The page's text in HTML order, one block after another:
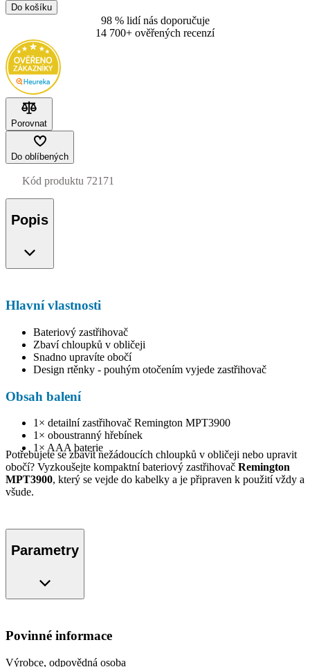
Do košíku
98 % lidí nás doporučuje
14 700+ ověřených recenzí
Porovnat
Do oblíbených
Kód produktu 72171
Popis
Hlavní vlastnosti
Bateriový zastřihovač
Zbaví chloupků v obličeji
Snadno upravíte obočí
Design rtěnky - pouhým otočením vyjede zastřihovač
Obsah balení
1× detailní zastřihovač Remington MPT3900
1× oboustranný hřebínek
1× AAA baterie
Potřebujete se zbavit nežádoucích chloupků v obličeji nebo upravit
obočí? Vyzkoušejte kompaktní bateriový zastřihovač Remington
MPT3900, který se vejde do kabelky a je připraven k použití vždy a
všude.
Parametry
Povinné informace
Výrobce, odpovědná osoba